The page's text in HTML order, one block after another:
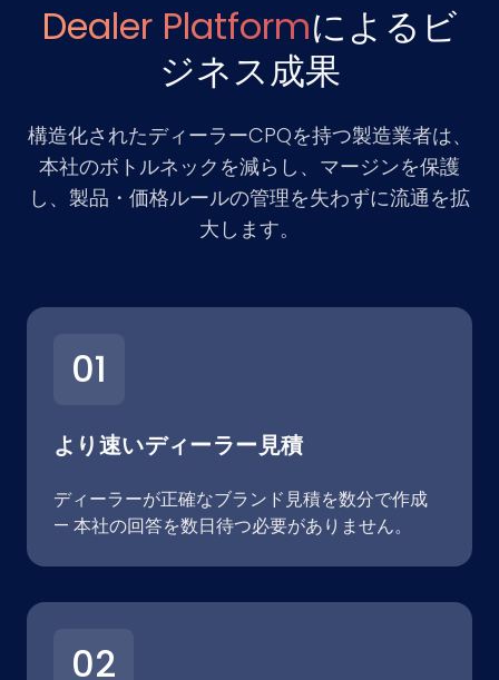
Dealer Platformによるビ
ジネス成果
構造化されたディーラーCPQを持つ製造業者は、
本社のボトルネックを減らし、マージンを保護
し、製品・価格ルールの管理を失わずに流通を拡
大します。
01
より速いディーラー見積
ディーラーが正確なブランド見積を数分で作成
— 本社の回答を数日待つ必要がありません。
02